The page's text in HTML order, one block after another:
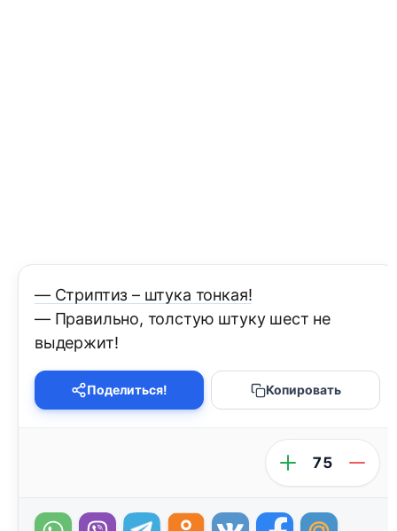
— Стриптиз – штука тонкая!
— Правильно, толстую штуку шест не
выдержит!
Поделиться! Копировать
75